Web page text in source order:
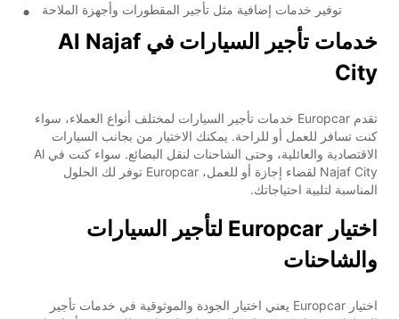
توفير خدمات إضافية مثل تأجير المقطورات وأجهزة الملاحة
خدمات تأجير السيارات في Al Najaf
City
تقدم Europcar خدمات تأجير السيارات لمختلف أنواع العملاء، سواء
كنت تسافر للعمل أو للراحة. يمكنك الاختيار من بجانب السيارات
الاقتصادية والعائلية، وحتى الشاحنات لنقل البضائع. سواء كنت في Al
Najaf City لقضاء إجازة أو للعمل، Europcar توفر لك الحلول
المناسبة لتلبية احتياجاتك.
اختيار Europcar لتأجير السيارات
والشاحنات
اختيار Europcar يعني اختيار الجودة والموثوقية في خدمات تأجير